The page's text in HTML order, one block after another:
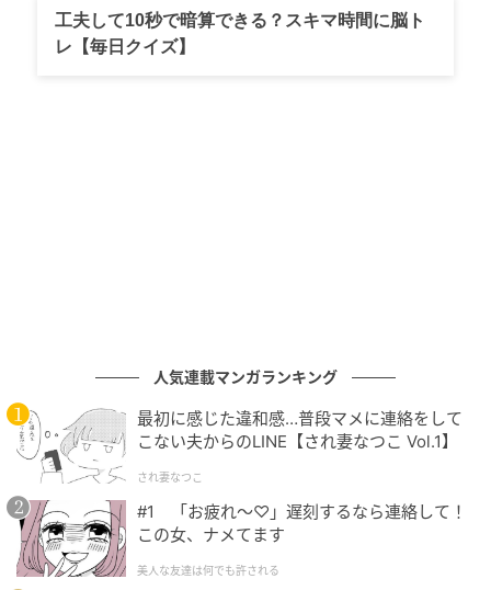
向井さんの凄さは、趣味を単なる遊びで終わらせず、
プロフェッショナルな仕事へと繋げる「熱量」にあり
WEST.の濵田崇裕さん（37）と運営するYouTubeチャ
ンネル『お上手です』での活躍など、以前からの積み
重ねが今回の起用に繋がったと言えます。
プレゼントキャンペーンのネームプレートを求めて、
多くのファンが「ゴルフを始めたい！」とポジティブ
な反応を示しました。
工夫して10秒で暗算できる？スキマ時間に脳ト
レ【毎日クイズ】
人気連載マンガランキング
最初に感じた違和感…普段マメに連絡をして
こない夫からのLINE【され妻なつこ Vol.1】
され妻なつこ
#1 「お疲れ〜♡」遅刻するなら連絡して！
この女、ナメてます
美人な友達は何でも許される